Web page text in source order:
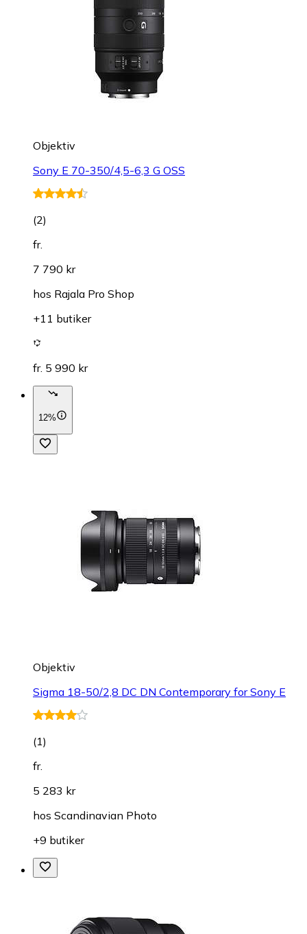
Objektiv
Sony E 70-350/4,5-6,3 G OSS
(2)
fr.
7 790 kr
hos Rajala Pro Shop
+11 butiker
fr. 5 990 kr
12%
Objektiv
Sigma 18-50/2,8 DC DN Contemporary for Sony E
(1)
fr.
5 283 kr
hos Scandinavian Photo
+9 butiker